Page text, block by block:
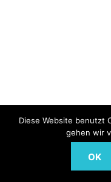
Diese Website benutzt
gehen wir
OK